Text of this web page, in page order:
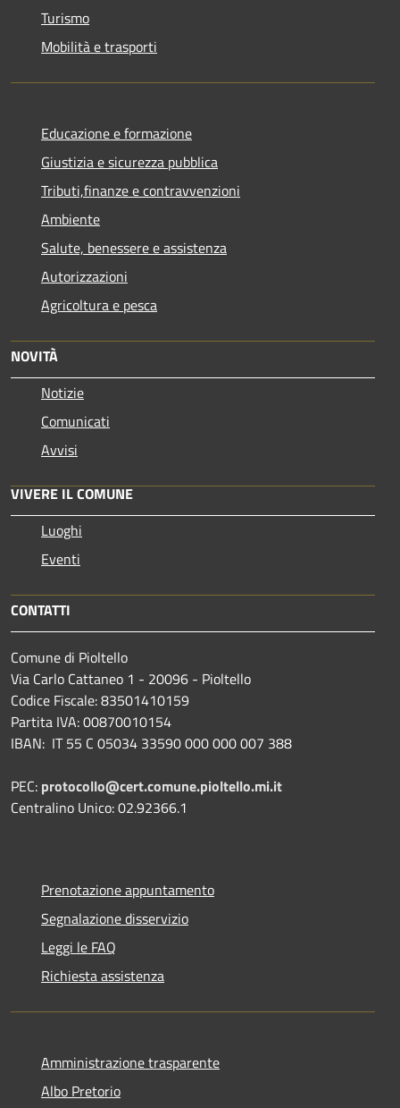
Turismo
Mobilità e trasporti
Educazione e formazione
Giustizia e sicurezza pubblica
Tributi,finanze e contravvenzioni
Ambiente
Salute, benessere e assistenza
Autorizzazioni
Agricoltura e pesca
NOVITÀ
Notizie
Comunicati
Avvisi
VIVERE IL COMUNE
Luoghi
Eventi
CONTATTI
Comune di Pioltello
Via Carlo Cattaneo 1 - 20096 - Pioltello
Codice Fiscale: 83501410159
Partita IVA: 00870010154
IBAN: IT 55 C 05034 33590 000 000 007 388
PEC: protocollo@cert.comune.pioltello.mi.it
Centralino Unico: 02.92366.1
Prenotazione appuntamento
Segnalazione disservizio
Leggi le FAQ
Richiesta assistenza
Amministrazione trasparente
Albo Pretorio